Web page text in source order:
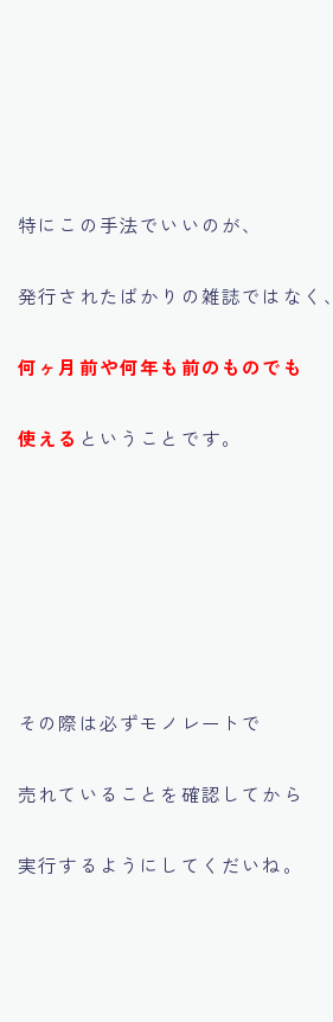
特にこの手法でいいのが、
発行されたばかりの雑誌ではなく、
何ヶ月前や何年も前のものでも
使える ということです。
その際は必ずモノレートで
売れていることを確認してから
実行するようにしてくだいね。